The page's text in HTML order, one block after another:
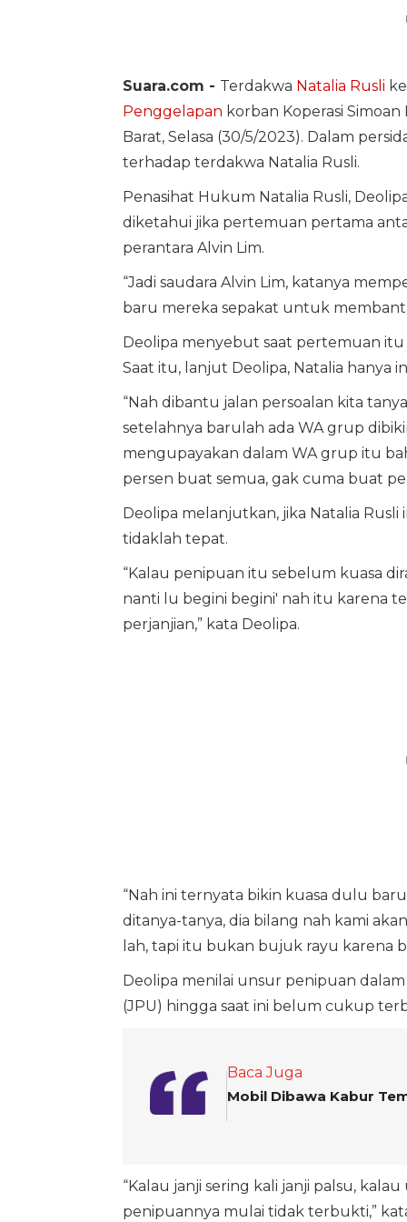
Suara.com - Terdakwa Natalia Rusli
Penggelapan korban Koperasi
Barat, Selasa (30/5/2023). Dalam
terhadap terdakwa Natalia Rusli.
Penasihat Hukum Natalia Rusli,
diketahui jika pertemuan pertama
perantara Alvin Lim.
“Jadi saudara Alvin Lim, katanya
baru mereka sepakat untuk
Deolipa menyebut saat pertemuan
Saat itu, lanjut Deolipa, Natalia hanya
“Nah dibantu jalan persoalan kita
setelahnya barulah ada WA grup
mengupayakan dalam WA grup itu
persen buat semua, gak cuma buat
Deolipa melanjutkan, jika Natalia
tidaklah tepat.
“Kalau penipuan itu sebelum kuasa
nanti lu begini begini' nah itu karena
perjanjian,” kata Deolipa.
“Nah ini ternyata bikin kuasa dulu
ditanya-tanya, dia bilang nah kami
lah, tapi itu bukan bujuk rayu karena
Deolipa menilai unsur penipuan
(JPU) hingga saat ini belum cukup
Baca Juga
Mobil Dibawa Kabur
“Kalau janji sering kali janji palsu,
penipuannya mulai tidak terbukti,”